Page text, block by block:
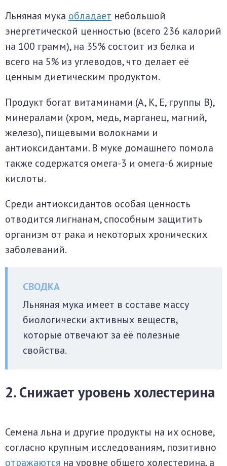
Льняная мука обладает небольшой
энергетической ценностью (всего 236 калорий
на 100 грамм), на 35% состоит из белка и
всего на 5% из углеводов, что делает её
ценным диетическим продуктом.
Продукт богат витаминами (A, K, E, группы B),
минералами (хром, медь, марганец, магний,
железо), пищевыми волокнами и
антиоксидантами. В муке домашнего помола
также содержатся омега-3 и омега-6 жирные
кислоты.
Среди антиоксидантов особая ценность
отводится лигнанам, способным защитить
организм от рака и некоторых хронических
заболеваний.
Льняная мука имеет в составе массу
биологически активных веществ,
которые отвечают за её полезные
свойства.
2. Снижает уровень холестерина
Семена льна и другие продукты на их основе,
согласно крупным исследованиям, позитивно
отражаются на уровне общего холестерина, а